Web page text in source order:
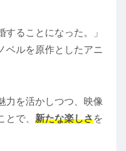
することになった。」
ベルを原作としたアニ
力を活かしつつ、映像
で、 新たな楽しさを